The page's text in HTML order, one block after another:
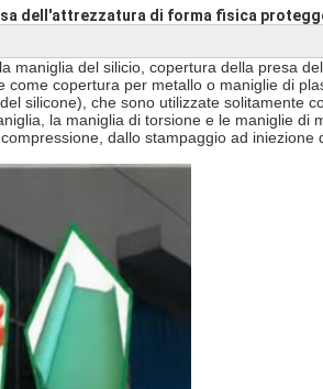
dell'attrezzatura di forma fisica
maniglia del silicio, copertura della presa
copertura per metallo o maniglie di
silicone), che sono utilizzate solitamente
la maniglia di torsione e le maniglie di
dallo stampaggio ad iniezione